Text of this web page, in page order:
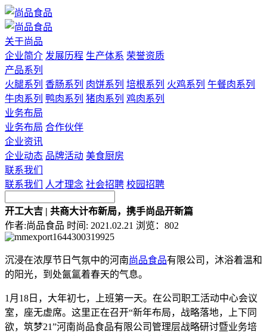
关于尚品
企业简介 发展历程 生产体系 荣誉资质
产品系列
火腿系列 香肠系列 肉饼系列 培根系列 火鸡系列 午餐肉系列
牛肉系列 鸭肉系列 猪肉系列 鸡肉系列
业务布局
业务布局 合作伙伴
企业资讯
企业动态 品牌活动 美食厨房
联系我们
联系我们
人才理念 社会招聘 校园招聘
开工大吉 | 共商大计布新局，携手尚品开新篇
作者:尚品食品 时间: 2021.02.21 浏览：802
沉浸在浓厚节日气氛中的河南尚品食品有限公司，沐浴着温和
的阳光，到处氤氲着春天的气息。
1月18日，大年初七，上班第一天。在公司职工活动中心会议
室，座无虚席。这里正在召开“新年布局，战略落地，上下同
欲，筑梦21”河南尚品食品有限公司管理层战略研讨暨业务培